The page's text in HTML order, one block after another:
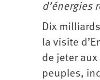
d’énergies
Dix
la visite
de jeter
peuples,